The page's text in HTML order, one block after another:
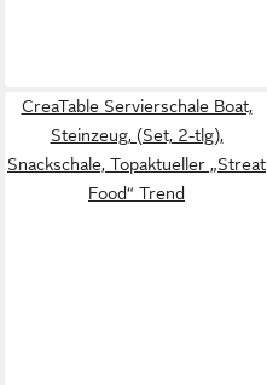
CreaTable Servierschale Boat,
Steinzeug, (Set, 2-tlg),
Snackschale, Topaktueller „Streat
Food“ Trend